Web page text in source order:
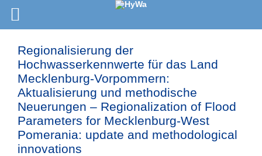
Regionalisierung der
Hochwasserkennwerte für das Land
Mecklenburg-Vorpommern:
Aktualisierung und methodische
Neuerungen – Regionalization of Flood
Parameters for Mecklenburg-West
Pomerania: update and methodological
innovations